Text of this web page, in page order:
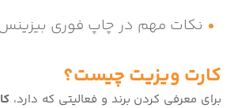
نکات مهم در چاپ فوری
کارت ویزیت چیست؟
برای معرفی کردن برند و فعالیتی که دارد،